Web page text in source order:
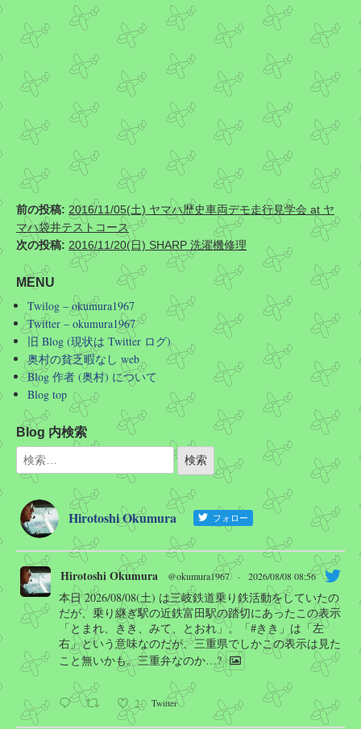
前の投稿: 2016/11/05(土) ヤマハ歴史車両デモ走行見学会 at ヤ
マハ袋井テストコース
次の投稿: 2016/11/20(日) SHARP 洗濯機修理
MENU
Twilog – okumura1967
Twitter – okumura1967
旧 Blog (現状は Twitter ログ)
奥村の貧乏暇なし web
Blog 作者 (奥村) について
Blog top
Blog 内検索
Hirotoshi Okumura フォロー
Hirotoshi Okumura @okumura1967 · 2026/08/08 08:56
本日 2026/08/08(土) は三岐鉄道乗り鉄活動をしていたの
だが、乗り継ぎ駅の近鉄富田駅の踏切にあったこの表示
「とまれ、きき、みて、とおれ」。「#きき」は「左
右」という意味なのだが、三重県でしかこの表示は見た
こと無いかも。三重弁なのか…?
2 Twitter